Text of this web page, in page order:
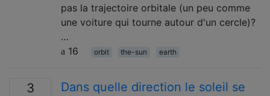
pas la trajectoire orbitale (un peu comme
une voiture qui tourne autour d'un cercle)?
…
16
orbit the-sun earth
3
Dans quelle direction le soleil se